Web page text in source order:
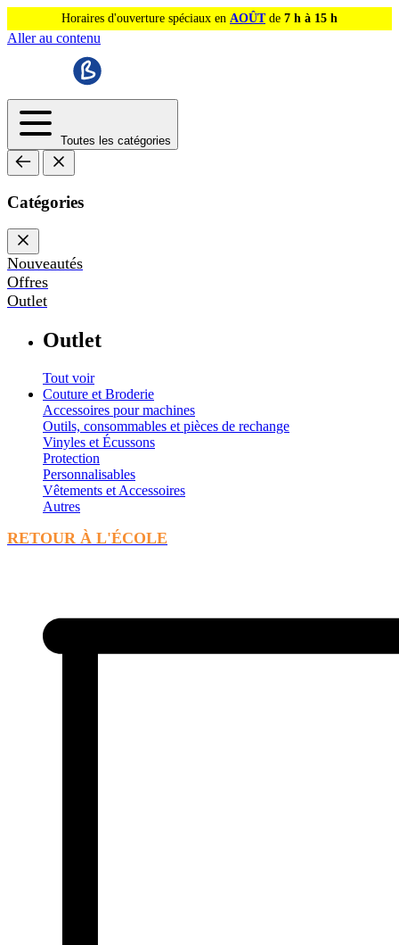
Horaires d'ouverture spéciaux en AOÛTde 7 h à 15 h
Aller au contenu
Toutes les catégories
Catégories
Nouveautés
Offres
Outlet
Outlet
Tout voir
Couture et Broderie
Accessoires pour machines
Outils, consommables et pièces de rechange
Vinyles et Écussons
Protection
Personnalisables
Vêtements et Accessoires
Autres
RETOUR À L'ÉCOLE